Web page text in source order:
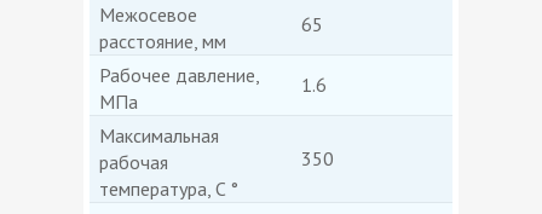
Межосевое
расстояние, мм
65
Рабочее давление,
МПа
1.6
Максимальная
рабочая
температура, C °
350